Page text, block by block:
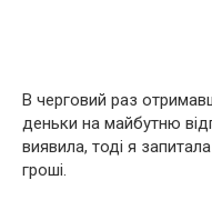
В черговий раз
деньки на майбутню
виявила, тоді я
гроші.